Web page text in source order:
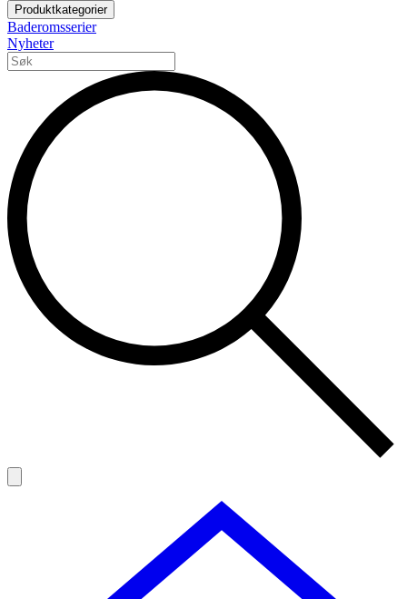
Produktkategorier
Baderomsserier
Nyheter